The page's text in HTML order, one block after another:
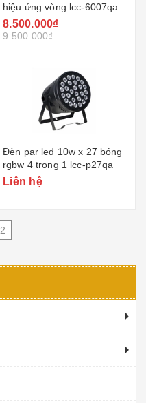
hiệu ứng vòng lcc-6007qa
8.500.000₫
9.500.000₫
Đèn par led 10w x 27 bóng
rgbw 4 trong 1 lcc-p27qa
Liên hệ
2